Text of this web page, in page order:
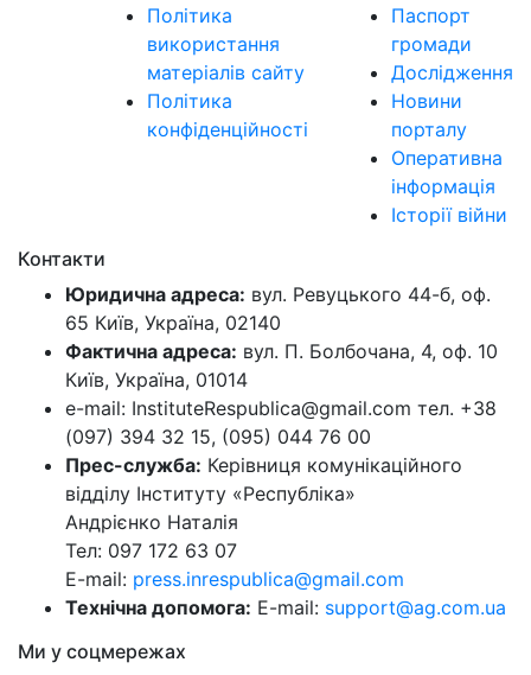
Політика
використання
матеріалів сайту
Політика
конфіденційності
Паспорт
громади
Дослідження
Новини
порталу
Оперативна
інформація
Історії війни
Контакти
Юридична адреса: вул. Ревуцького 44-б, оф.
65 Київ, Україна, 02140
Фактична адреса: вул. П. Болбочана, 4, оф. 10
Київ, Україна, 01014
e-mail: InstituteRespublica@gmail.com тел. +38
(097) 394 32 15, (095) 044 76 00
Прес-служба: Керівниця комунікаційного
відділу Інституту «Республіка»
Андрієнко Наталія
Тел: 097 172 63 07
E-mail: press.inrespublica@gmail.com
Технічна допомога: E-mail: support@ag.com.ua
Ми у соцмережах